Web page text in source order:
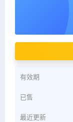
有效期
已售
最近更新